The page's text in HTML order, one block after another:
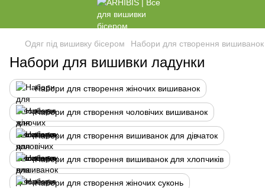
Одяг під вишивку бісером Набори для створення вишиванок
Набори для вишивки ладунки
Набори для створення жіночих вишиванок
Набори для створення чоловічих вишиванок
Набори для створення вишиванок для дівчаток
Набори для створення вишиванок для хлопчиків
Набори для створення жіночих суконь